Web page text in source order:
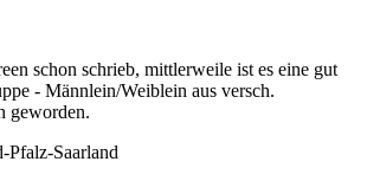
schon schrieb, mittlerweile ist es eine gut
- Männlein/Weiblein aus versch.
geworden.
Pfalz-Saarland